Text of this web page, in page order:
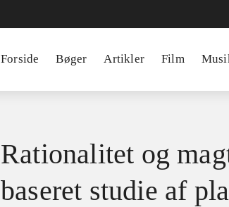
Forside Bøger Artikler Film
Rationalitet og
baseret studie af